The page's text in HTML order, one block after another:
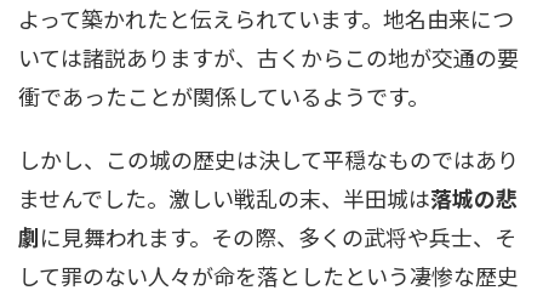
よって築かれたと伝えられています。地名由来につ
いては諸説ありますが、古くからこの地が交通の要
衝であったことが関係しているようです。
しかし、この城の歴史は決して平穏なものではあり
ませんでした。激しい戦乱の末、半田城は落城の悲
劇に見舞われます。その際、多くの武将や兵士、そ
して罪のない人々が命を落としたという凄惨な歴史